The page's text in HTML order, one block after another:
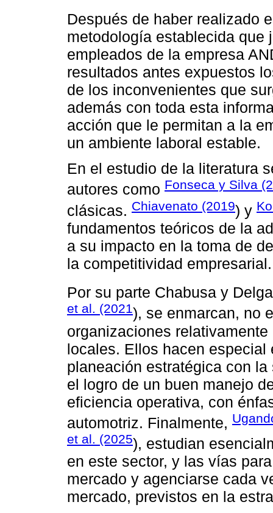
Después de haber realizado
metodología establecida que
empleados de la empresa
resultados antes expuestos
de los inconvenientes que
además con toda esta
acción que le permitan a la
un ambiente laboral estable.
En el estudio de la literatura
autores como Fonseca y Silva
clásicas. Chiavenato (2019) y
fundamentos teóricos de la
a su impacto en la toma de
la competitividad empresarial.
Por su parte Chabusa y
et al. (2021), se enmarcan, no
organizaciones
locales. Ellos hacen
planeación estratégica con
el logro de un buen manejo
eficiencia operativa, con
automotriz. Finalmente,
et al. (2025), estudian
en este sector, y las vías
mercado y agenciarse cada
mercado, previstos en la